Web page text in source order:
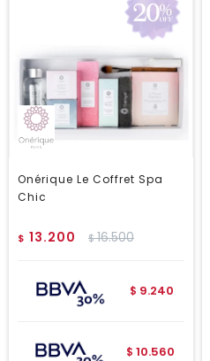
Onérique Le Coffret Spa
Chic
$ 13.200 $16.500
$ 9.240
$ 10.560